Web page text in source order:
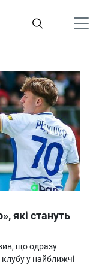
які стануть
що одразу
клубу у найближчі